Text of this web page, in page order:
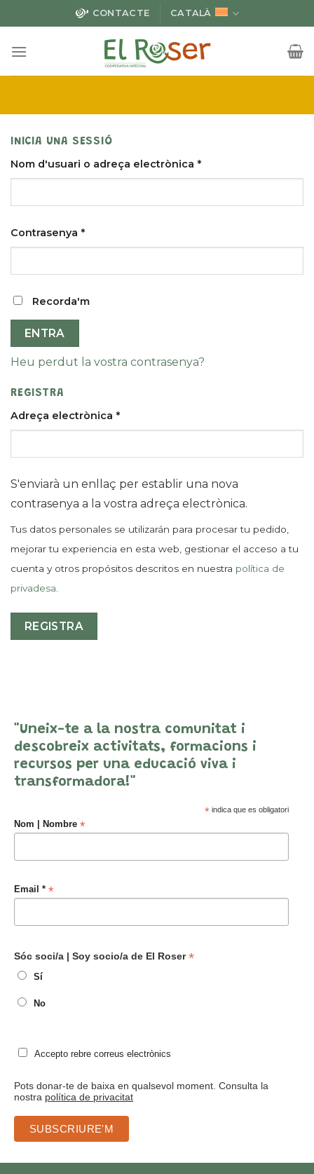
to
content
CONTACTE CATALÀ
INICIA UNA SESSIÓ
Nom d'usuari o adreça electrònica *
Contrasenya *
Recorda'm
ENTRA
Heu perdut la vostra contrasenya?
REGISTRA
Adreça electrònica *
S'enviarà un enllaç per establir una nova
contrasenya a la vostra adreça electrònica.
Tus datos personales se utilizarán para procesar tu pedido,
mejorar tu experiencia en esta web, gestionar el acceso a tu
cuenta y otros propósitos descritos en nuestra política de
privadesa
REGISTRA
"Uneix-te a la nostra comunitat i
descobreix activitats, formacions i
recursos per una educació viva i
transformadora!"
*indica que es obligatori
Nom | Nombre *
Email * *
Sóc soci/a | Soy socio/a de El Roser*
Sí
No
Accepto rebre correus electrònics
Pots donar-te de baixa en qualsevol moment. Consulta la
nostra política de privacitat